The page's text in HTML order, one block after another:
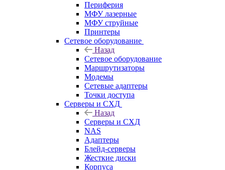
Периферия
МФУ лазерные
МФУ струйные
Принтеры
Сетевое оборудование
Назад
Сетевое оборудование
Маршрутизаторы
Модемы
Сетевые адаптеры
Точки доступа
Серверы и СХД
Назад
Серверы и СХД
NAS
Адаптеры
Блейд-серверы
Жесткие диски
Корпуса